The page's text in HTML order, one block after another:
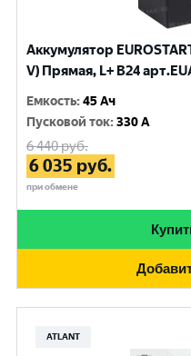
Аккумулятор
V) Прямая, L+ B24
Емкость:45 Ач
Пусковой ток:330 A
6 440руб.
6 035 руб.
при обмене
ATLANT